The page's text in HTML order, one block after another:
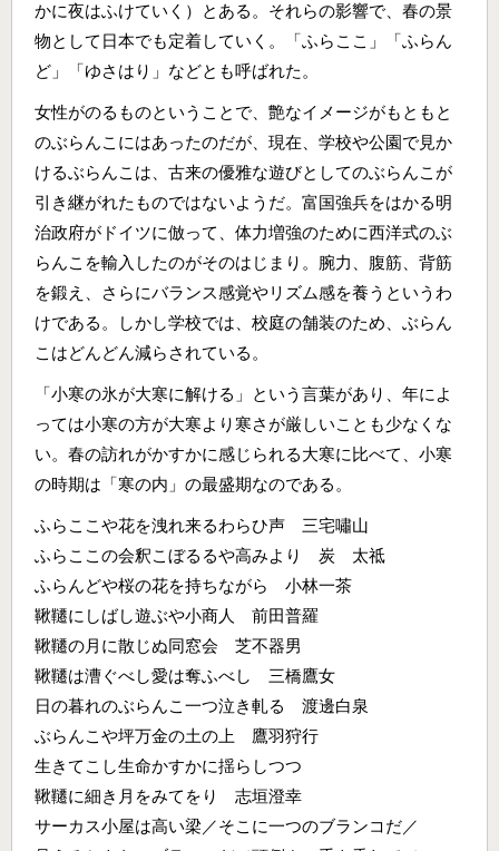
かに夜はふけていく）とある。それらの影響で、春の景
物として日本でも定着していく。「ふらここ」「ふらん
ど」「ゆさはり」などとも呼ばれた。
女性がのるものということで、艶なイメージがもともと
のぶらんこにはあったのだが、現在、学校や公園で見か
けるぶらんこは、古来の優雅な遊びとしてのぶらんこが
引き継がれたものではないようだ。富国強兵をはかる明
治政府がドイツに倣って、体力増強のために西洋式のぶ
らんこを輸入したのがそのはじまり。腕力、腹筋、背筋
を鍛え、さらにバランス感覚やリズム感を養うというわ
けである。しかし学校では、校庭の舗装のため、ぶらん
こはどんどん減らされている。
「小寒の氷が大寒に解ける」という言葉があり、年によ
っては小寒の方が大寒より寒さが厳しいことも少なくな
い。春の訪れがかすかに感じられる大寒に比べて、小寒
の時期は「寒の内」の最盛期なのである。
ふらここや花を洩れ来るわらひ声 三宅嘯山
ふらここの会釈こぼるるや高みより 炭 太祗
ふらんどや桜の花を持ちながら 小林一茶
鞦韆にしばし遊ぶや小商人 前田普羅
鞦韆の月に散じぬ同窓会 芝不器男
鞦韆は漕ぐべし愛は奪ふべし 三橋鷹女
日の暮れのぶらんこ一つ泣き軋る 渡邊白泉
ぶらんこや坪万金の土の上 鷹羽狩行
生きてこし生命かすかに揺らしつつ
鞦韆に細き月をみてをり 志垣澄幸
サーカス小屋は高い梁／そこに一つのブランコだ／